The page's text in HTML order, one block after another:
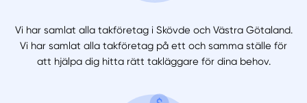
Vi har samlat alla takföretag i Skövde och Västra Götaland.
Vi har samlat alla takföretag på ett och samma ställe för
att hjälpa dig hitta rätt takläggare för dina behov.